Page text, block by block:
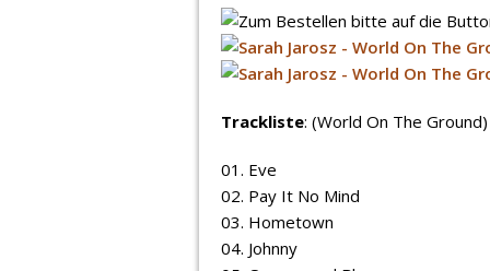
Trackliste: (World On The Ground)
01. Eve
02. Pay It No Mind
03. Hometown
04. Johnny